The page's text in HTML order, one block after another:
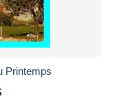
Printemps